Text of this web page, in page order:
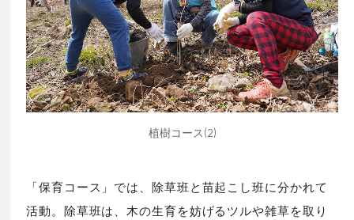
植樹コース(2)
「保育コース」では、除草班と苗起こし班に分かれて
活動。除草班は、木の生育を妨げるツルや雑草を取り